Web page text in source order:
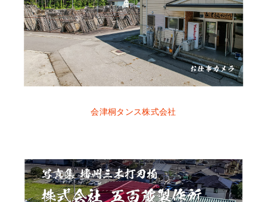
会津桐タンス株式会社